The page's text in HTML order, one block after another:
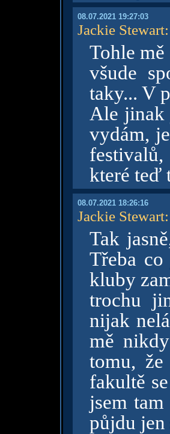
08.07.2021 19:27:03
Jackie Stewart:
Tohle
všude
taky... V
Ale jinak
vydám,
které teď
08.07.2021 18:26:16
Jackie Stewart:
Tak
Třeba
kluby
trochu
nijak
mě
tomu,
fakultě
jsem
půjdu jen